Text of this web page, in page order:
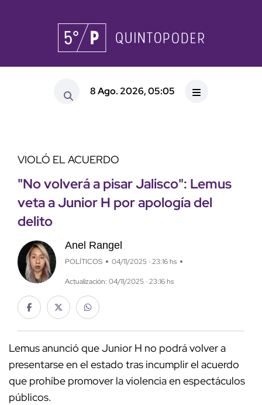
8 Ago. 2026, 05:05
VIOLÓ EL ACUERDO
"No volverá a pisar Jalisco": Lemus
veta a Junior H por apología del
delito
Anel Rangel
POLÍTICOS 04/11/2025 · 23:16 hs
Actualización: 04/11/2025 · 23:16 hs
Lemus anunció que Junior H no podrá volver a
presentarse en el estado tras incumplir el acuerdo
que prohíbe promover la violencia en espectáculos
públicos.